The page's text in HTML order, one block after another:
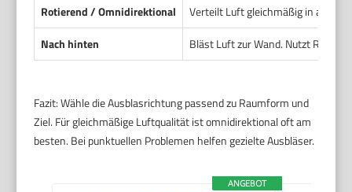
Rotierend / Omnidirektional
Verteilt Luft gleichmäßig in alle
Nach hinten
Bläst Luft zur Wand. Nutzt
Fazit: Wähle die Ausblasrichtung passend zu Raumform und
Ziel. Für gleichmäßige Luftqualität ist omnidirektional oft am
besten. Bei punktuellen Problemen helfen gezielte Ausbläser.
ANGEBOT